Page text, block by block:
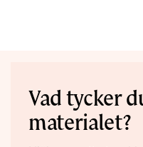
Vad tycker
materialet?